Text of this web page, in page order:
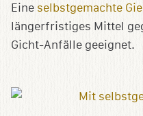
Eine selbstgemachte
längerfristiges Mittel
Gicht-Anfälle geeignet.